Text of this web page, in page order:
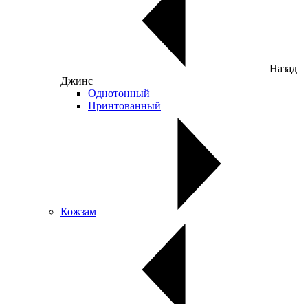
Назад
Джинс
Однотонный
Принтованный
Кожзам